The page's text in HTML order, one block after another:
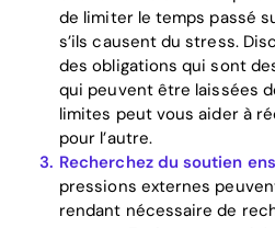
Home
Blog
de limiter le temps passé
s’ils causent du stress.
des obligations qui sont
qui peuvent être laissées
limites peut vous aider à
pour l’autre.
Recherchez du soutien
pressions externes
rendant nécessaire de